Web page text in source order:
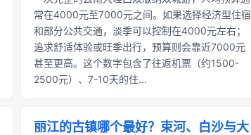
常在4000元至7000元之间。如果选择经济型住宿
和部分公共交通，淡季可以控制在4000元左右；
追求舒适体验或旺季出行，预算则会靠近7000元
甚至更高。这个数字包含了往返机票（约1500-
2500元）、7-10天的住...
丽江的古镇哪个最好？束河、白沙与大